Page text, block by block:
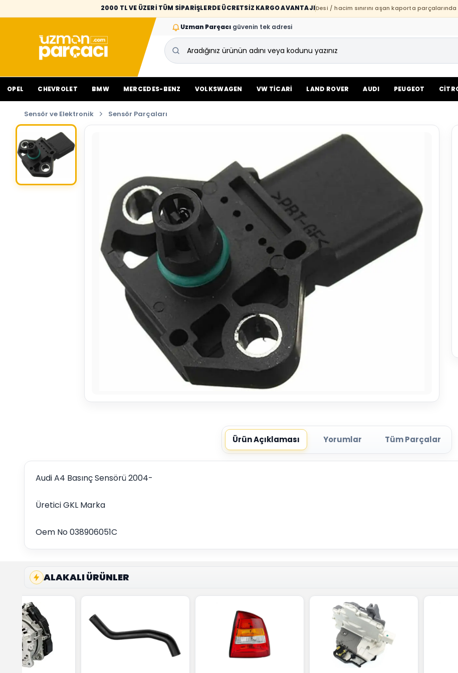
2000 TL VE ÜZERİ TÜM SİPARİŞLERDE ÜCRETSİZ KARGO AVANTAJIDesi / hacim sınırını aşan kaporta
Uzman Parçacı güvenin tek adresi
OPEL CHEVROLET BMW MERCEDES-BENZ VOLKSWAGEN VW TİCARİ LAND ROVER AUDI PEUGEOT
Sensör ve Elektronik Sensör Parçaları
Ürün Açıklaması Yorumlar Tüm Parçalar
Audi A4 Basınç Sensörü 2004-
Üretici GKL Marka
Oem No 038906051C
ALAKALI ÜRÜNLER